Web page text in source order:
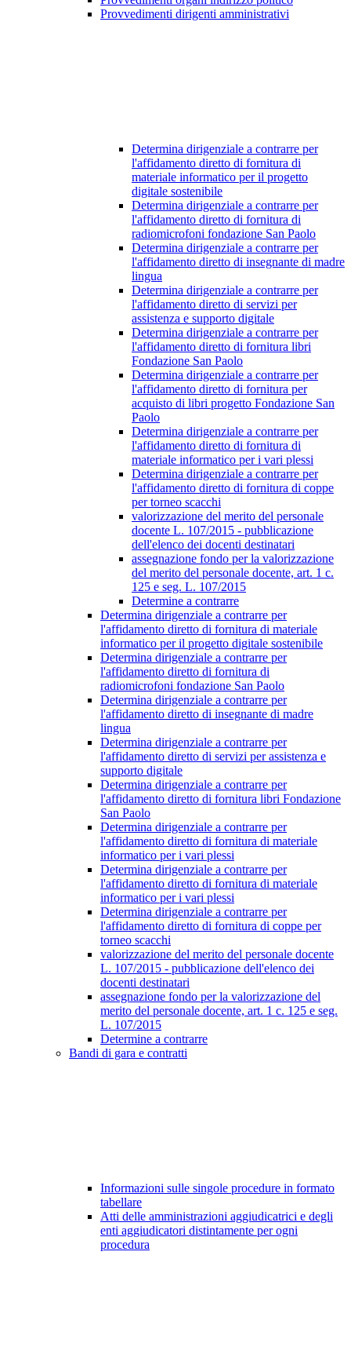
Provvedimenti dirigenti amministrativi
Determina dirigenziale a contrarre per
l'affidamento diretto di fornitura di
materiale informatico per il progetto
digitale sostenibile
Determina dirigenziale a contrarre per
l'affidamento diretto di fornitura di
radiomicrofoni fondazione San Paolo
Determina dirigenziale a contrarre per
l'affidamento diretto di insegnante di madre
lingua
Determina dirigenziale a contrarre per
l'affidamento diretto di servizi per
assistenza e supporto digitale
Determina dirigenziale a contrarre per
l'affidamento diretto di fornitura libri
Fondazione San Paolo
Determina dirigenziale a contrarre per
l'affidamento diretto di fornitura per
acquisto di libri progetto Fondazione San
Paolo
Determina dirigenziale a contrarre per
l'affidamento diretto di fornitura di
materiale informatico per i vari plessi
Determina dirigenziale a contrarre per
l'affidamento diretto di fornitura di coppe
per torneo scacchi
valorizzazione del merito del personale
docente L. 107/2015 - pubblicazione
dell'elenco dei docenti destinatari
assegnazione fondo per la valorizzazione
del merito del personale docente, art. 1 c.
125 e seg. L. 107/2015
Determine a contrarre
Determina dirigenziale a contrarre per
l'affidamento diretto di fornitura di materiale
informatico per il progetto digitale sostenibile
Determina dirigenziale a contrarre per
l'affidamento diretto di fornitura di
radiomicrofoni fondazione San Paolo
Determina dirigenziale a contrarre per
l'affidamento diretto di insegnante di madre
lingua
Determina dirigenziale a contrarre per
l'affidamento diretto di servizi per assistenza e
supporto digitale
Determina dirigenziale a contrarre per
l'affidamento diretto di fornitura libri Fondazione
San Paolo
Determina dirigenziale a contrarre per
l'affidamento diretto di fornitura di materiale
informatico per i vari plessi
Determina dirigenziale a contrarre per
l'affidamento diretto di fornitura di materiale
informatico per i vari plessi
Determina dirigenziale a contrarre per
l'affidamento diretto di fornitura di coppe per
torneo scacchi
valorizzazione del merito del personale docente
L. 107/2015 - pubblicazione dell'elenco dei
docenti destinatari
assegnazione fondo per la valorizzazione del
merito del personale docente, art. 1 c. 125 e seg.
L. 107/2015
Determine a contrarre
Bandi di gara e contratti
Informazioni sulle singole procedure in formato
tabellare
Atti delle amministrazioni aggiudicatrici e degli
enti aggiudicatori distintamente per ogni
procedura